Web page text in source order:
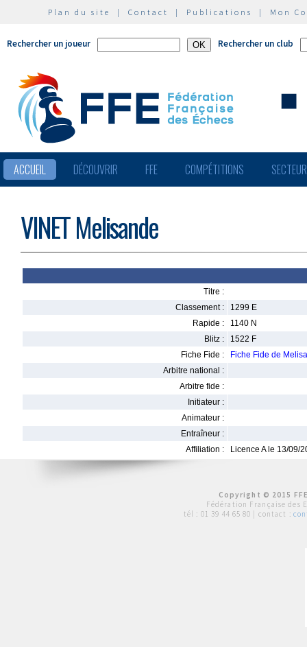
Plan du site | Contact | Publications | Mon
Rechercher un joueur Rechercher un club
ACCUEIL DÉCOUVRIR FFE COMPÉTITIONS
VINET Melisande
Titre :
Classement :
1299 E
Rapide :
1140 N
Blitz :
1522 F
Fiche Fide :
Fiche Fide de
Arbitre national :
Arbitre fide :
Initiateur :
Animateur :
Entraîneur :
Affiliation :
Licence A le 13/09/
Copyright © 2015
Fédération Française des
tél : 01 39 44 65 80 | contact :